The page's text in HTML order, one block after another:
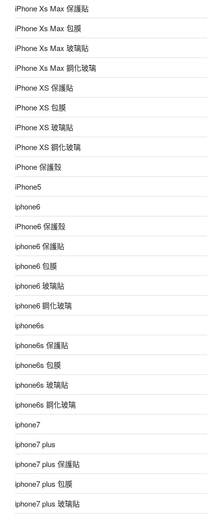
iPhone Xs Max 保護貼
iPhone Xs Max 包膜
iPhone Xs Max 玻璃貼
iPhone Xs Max 鋼化玻璃
iPhone XS 保護貼
iPhone XS 包膜
iPhone XS 玻璃貼
iPhone XS 鋼化玻璃
iPhone 保護殼
iPhone5
iphone6
iPhone6 保護殼
iphone6 保護貼
iphone6 包膜
iphone6 玻璃貼
iphone6 鋼化玻璃
iphone6s
iphone6s 保護貼
iphone6s 包膜
iphone6s 玻璃貼
iphone6s 鋼化玻璃
iphone7
iphone7 plus
iphone7 plus 保護貼
iphone7 plus 包膜
iphone7 plus 玻璃貼